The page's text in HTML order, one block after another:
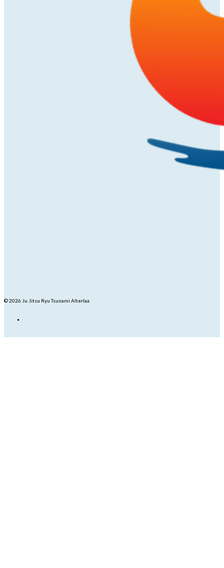
© 2026 Ju Jitsu Ryu Tsunami Alterlaa